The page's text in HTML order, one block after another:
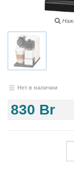
Нет в наличии
830 Br